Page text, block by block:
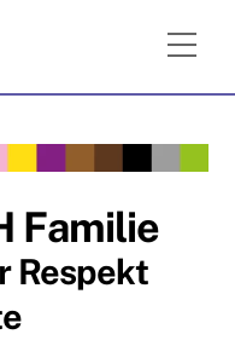
Familie
Respekt